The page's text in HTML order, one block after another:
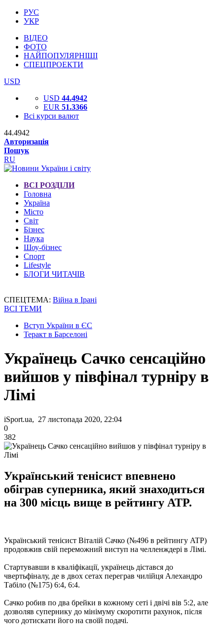
РУС
УКР
ВІДЕО
ФОТО
НАЙПОПУЛЯРНІШІ
СПЕЦПРОЕКТИ
USD
USD 44.4942
EUR 51.3366
Всі курси валют
44.4942
Авторизація
Пошук
RU
ВСІ РОЗДІЛИ
Головна
Україна
Місто
Світ
Бізнес
Наука
Шоу-бізнес
Спорт
Lifestyle
БЛОГИ ЧИТАЧІВ
СПЕЦТЕМА: Війна в Ірані
ВСІ ТЕМИ
Вступ України в ЄС
Теракт в Барселоні
Українець Сачко сенсаційно
вийшов у півфінал турніру в
Лімі
iSport.ua, 27 листопада 2020, 22:04
0
382
Український тенісист впевнено
обіграв суперника, який знаходиться
на 300 місць вище в рейтингу ATP.
Український тенісист Віталій Сачко (№496 в рейтингу ATP)
продовжив свій переможний виступ на челленждері в Лімі.
Стартувавши в кваліфікації, українець дістався до
чвертьфіналу, де в двох сетах переграв чилійця Алехандро
Табіло (№175) 6:4, 6:4.
Сачко робив по два брейки в кожному сеті і двічі вів 5:2, але
дозволяв супернику до мінімуму скоротити рахунок, після
чого дотискати його на своїй подачі.